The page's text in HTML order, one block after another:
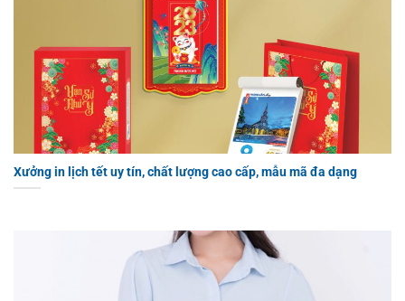
Xưởng in lịch tết uy tín, chất lượng cao cấp, mẫu mã đa dạng